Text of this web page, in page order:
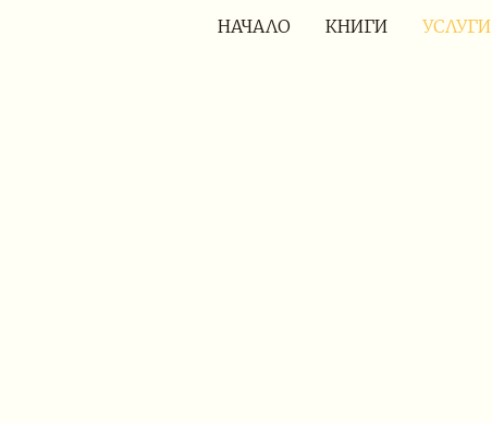
НАЧАЛО КНИГИ УСЛУГИ